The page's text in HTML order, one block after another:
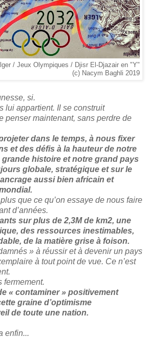
/ Jeux Olympiques / Djisr El-Djazair en "Y"
(c) Nacym Baghli 2019
si.
lui appartient. Il se construit
penser maintenant, sans perdre de
dans le temps, à nous fixer
et des défis à la hauteur de notre
histoire et notre grand pays
globale, stratégique et sur le
aussi bien africain et
que ce qu’on essaye de nous faire
d’années.
sur plus de 2,3M de km2, une
des ressources inestimables,
de la matière grise à foison.
» à réussir et à devenir un pays
à tout point de vue. Ce n’est
fermement.
« contaminer » positivement
graine d’optimisme
de toute une nation.
enfin...